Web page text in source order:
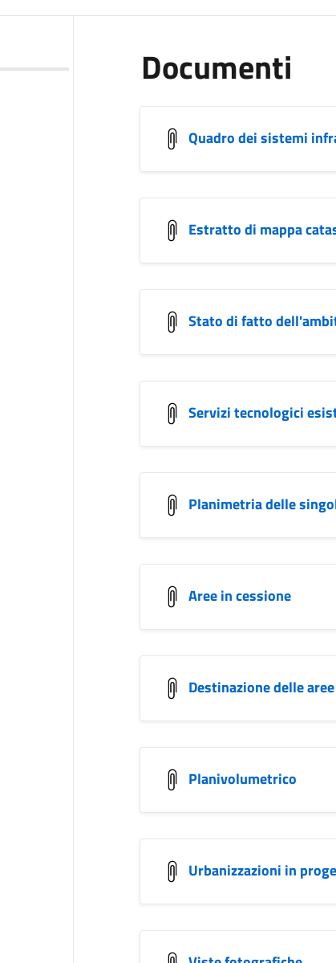
Documenti
Quadro dei sistemi
Estratto di mappa
Stato di fatto
Servizi tecnologici
Planimetria delle
Aree in cessione
Destinazione delle
Planivolumetrico
Urbanizzazioni in